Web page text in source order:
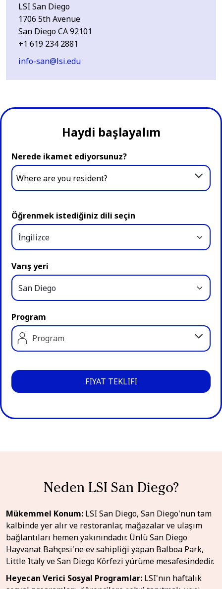
LSI San Diego
1706 5th Avenue
San Diego CA 92101
+1 619 234 2881
info-san@lsi.edu
Haydi başlayalım
Nerede ikamet ediyorsunuz?
Where are you resident?
Öğrenmek istediğiniz dili seçin
Varış yeri
Program
Program
FIYAT TEKLIFI
Neden LSI San Diego?
Mükemmel Konum: LSI San Diego, San Diego'nun tam
kalbinde yer alır ve restoranlar, mağazalar ve ulaşım
bağlantıları hemen yakınındadır. Ünlü San Diego
Hayvanat Bahçesi'ne ev sahipliği yapan Balboa Park,
Little Italy ve San Diego Körfezi yürüme mesafesindedir.
Heyecan Verici Sosyal Programlar: LSI'nın haftalık